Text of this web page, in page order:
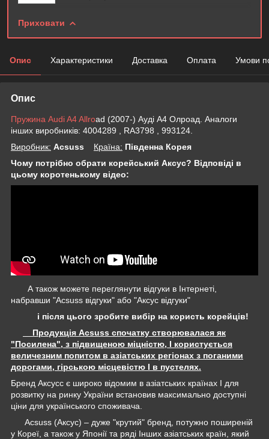
Приховати
Опис Характеристики Доставка Оплата Умови
Опис
Пружина Audi A4 Allroad (2007-) Ауді А4 Олроад. Аналоги
інших виробників: 4004289 , RA3798 , 993124.
Виробник: Acsuss Крaїна: Південна Корея
Чому потрібно обрати корейський Аксус? Відповіді в
цьому коротенькому відео:
А також можете переглянути відгуки в Інтернеті,
набравши "Acsuss відгуки" або "Аксус відгуки"
і після цього зробите вибір на користь корейців!
Продукція Acsuss спочатку створювалася як
"Посилена", з підвищеною міцністю, І користується
величезним попитом в азіатських регіонах з поганими
дорогами, гірською місцевістю І в пустелях.
Бренд Аксусс є широко відомим в азіатських країнах І для
розвитку на ринку України встановив максимально доступні
ціни для українського споживача.
Acsuss (Аксус) – дуже "крутий" бренд, потужно поширеній
у Кореї, а також у Японії та ряді Інших азіатських країн, який